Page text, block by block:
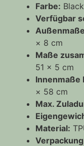
Farbe: Black
Verfügbar
× 8 cm
Maße
51 × 5 cm
Innenmaße
× 58 cm
Max.
Material: